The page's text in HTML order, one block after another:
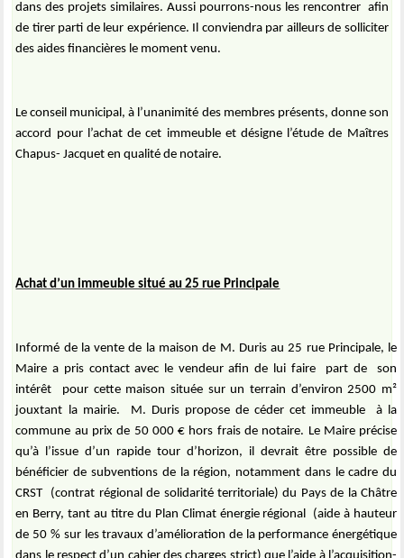
dans des projets similaires. Aussi pourrons-nous les rencontrer afin
de tirer parti de leur expérience. Il conviendra par ailleurs de solliciter
des aides financières le moment venu.
Le conseil municipal, à l’unanimité des membres présents, donne son
accord pour l’achat de cet immeuble et désigne l’étude de Maîtres
Chapus- Jacquet en qualité de notaire.
Achat d’un immeuble situé au 25 rue Principale
Informé de la vente de la maison de M. Duris au 25 rue Principale, le
Maire a pris contact avec le vendeur afin de lui faire
part de
son
intérêt
pour cette maison située sur un terrain d’environ 2500 m²
jouxtant la mairie.
M. Duris propose de céder cet immeuble
à la
commune au prix de 50 000 € hors frais de notaire. Le Maire précise
qu’à l’issue d’un rapide tour d’horizon, il devrait être possible de
bénéficier de subventions de la région, notamment dans le cadre du
CRST (contrat régional de solidarité territoriale) du Pays de la Châtre
en Berry, tant au titre du Plan Climat énergie régional (aide à hauteur
de 50 % sur les travaux d’amélioration de la performance énergétique